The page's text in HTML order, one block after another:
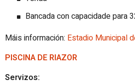
Bancada con capacidade para
Máis información: Estadio Municipal
PISCINA DE RIAZOR
Servizos: